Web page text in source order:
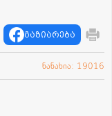
გაზიარება
ნანახია: 19016